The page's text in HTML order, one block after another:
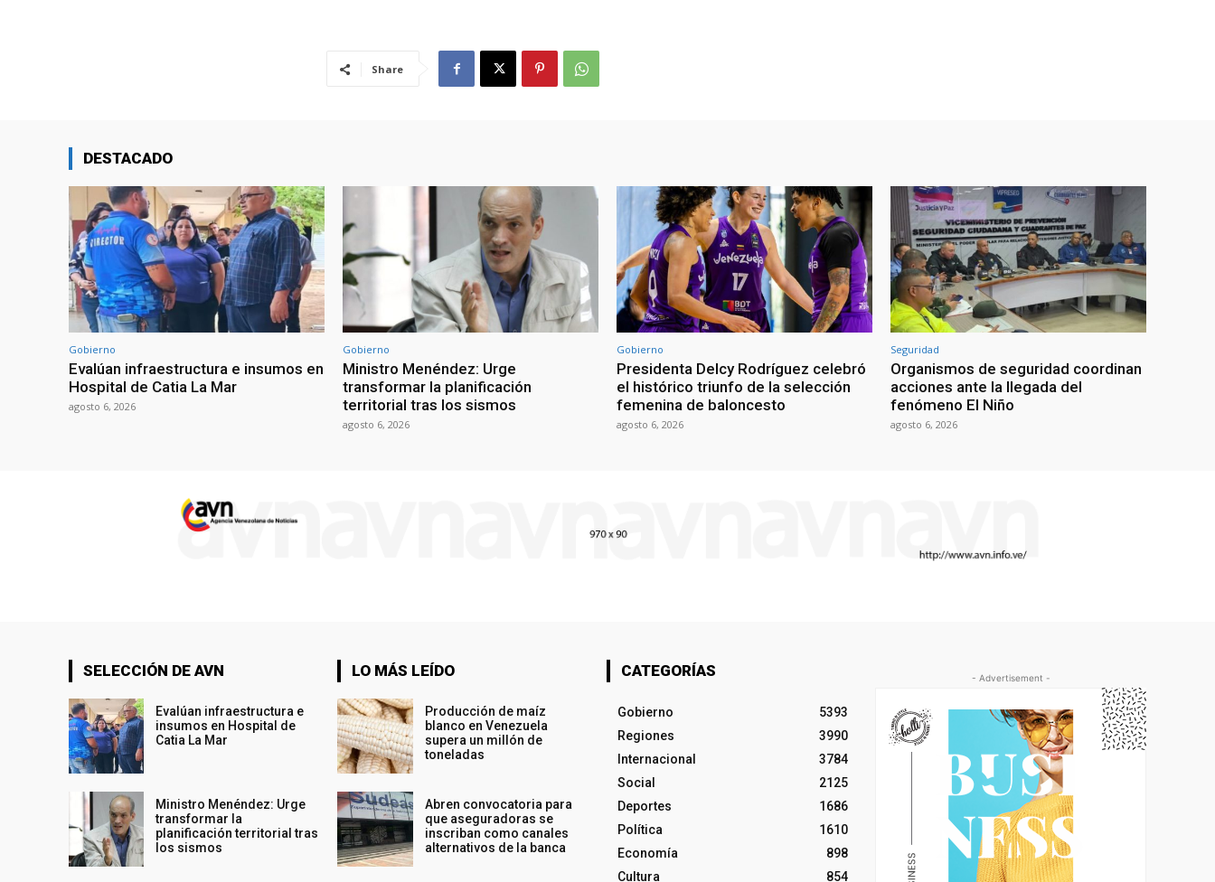
Share
DESTACADO
Gobierno
Evalúan infraestructura e insumos en
Hospital de Catia La Mar
agosto 6, 2026
Gobierno
Ministro Menéndez: Urge
transformar la planificación
territorial tras los sismos
agosto 6, 2026
Gobierno
Presidenta Delcy Rodríguez celebró
el histórico triunfo de la selección
femenina de baloncesto
agosto 6, 2026
Seguridad
Organismos de seguridad coordinan
acciones ante la llegada del
fenómeno El Niño
agosto 6, 2026
SELECCIÓN DE AVN
Evalúan infraestructura e
insumos en Hospital de
Catia La Mar
Ministro Menéndez: Urge
transformar la
planificación territorial tras
los sismos
LO MÁS LEÍDO
Producción de maíz
blanco en Venezuela
supera un millón de
toneladas
Abren convocatoria para
que aseguradoras se
inscriban como canales
alternativos de la banca
CATEGORÍAS
Gobierno
5393
Regiones
3990
Internacional
3784
Social
2125
Deportes
1686
Política
1610
Economía
898
Cultura
854
- Advertisement -